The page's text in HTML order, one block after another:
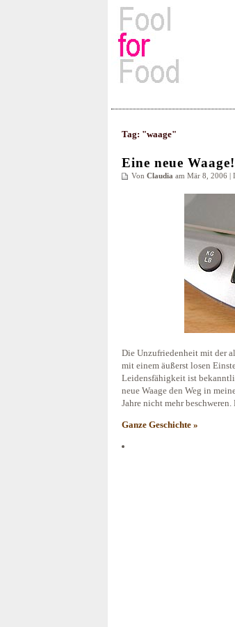
Tag: "waage"
Eine neue Waage!
Von Claudia am Mär 8, 2006 |
Die Unzufriedenheit mit der
mit einem äußerst losen
Leidensfähigkeit ist
neue Waage den Weg in
Jahre nicht mehr
Ganze Geschichte »